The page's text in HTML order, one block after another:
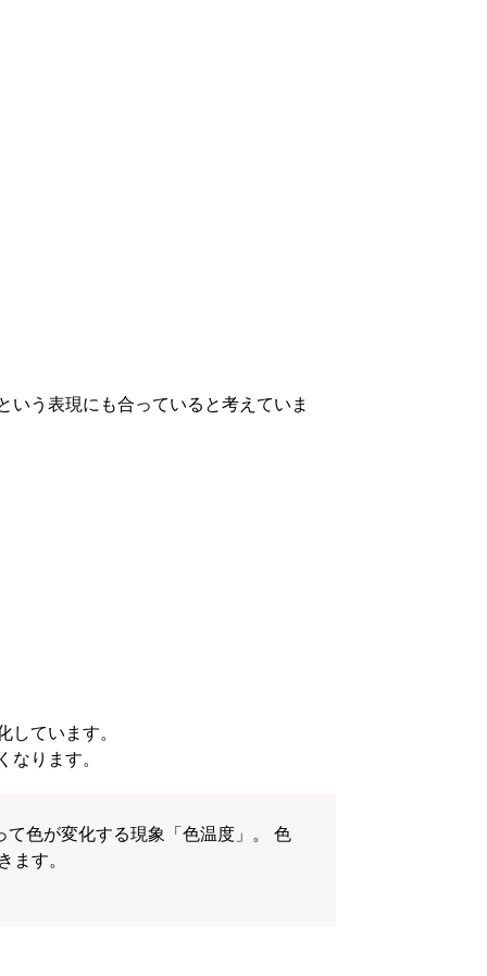
いう表現にも合っていると考えていま
ています。
ります。
色が変化する現象「色温度」。 色
ます。